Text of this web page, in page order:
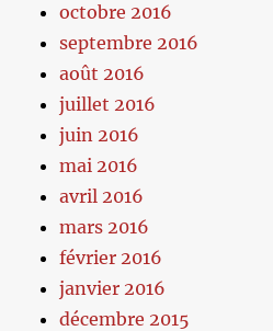
octobre 2016
septembre 2016
août 2016
juillet 2016
juin 2016
mai 2016
avril 2016
mars 2016
février 2016
janvier 2016
décembre 2015